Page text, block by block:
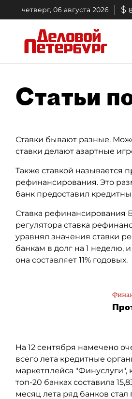
четверг, 06 августа 2026 $
Статьи
Ставки бывают разные.
ставки делают азартные
Также ставкой называется
рефинансирования. Это
банк предоставил
Ставка рефинансирования
регулятора ставка
уравнял значения ставки
банкам в долг на 1 неделю,
она составляет 11% годовых.
На 12 сентября намечено
всего лета кредитные
маркетплейса "Финуслуги",
топ-20 банках составила
месяц лета ряд банков